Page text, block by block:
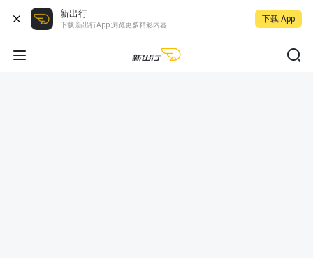
新出行
下载 新出行App 浏览更多精彩内容
下载 App